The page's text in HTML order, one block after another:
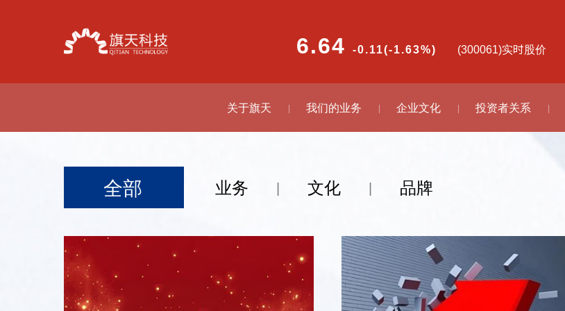
6.64 -0.11(-1.63%) (300061)实时股价
关于旗天 | 我们的业务 | 企业文化 | 投资者关系 |
全部 业务 文化 品牌